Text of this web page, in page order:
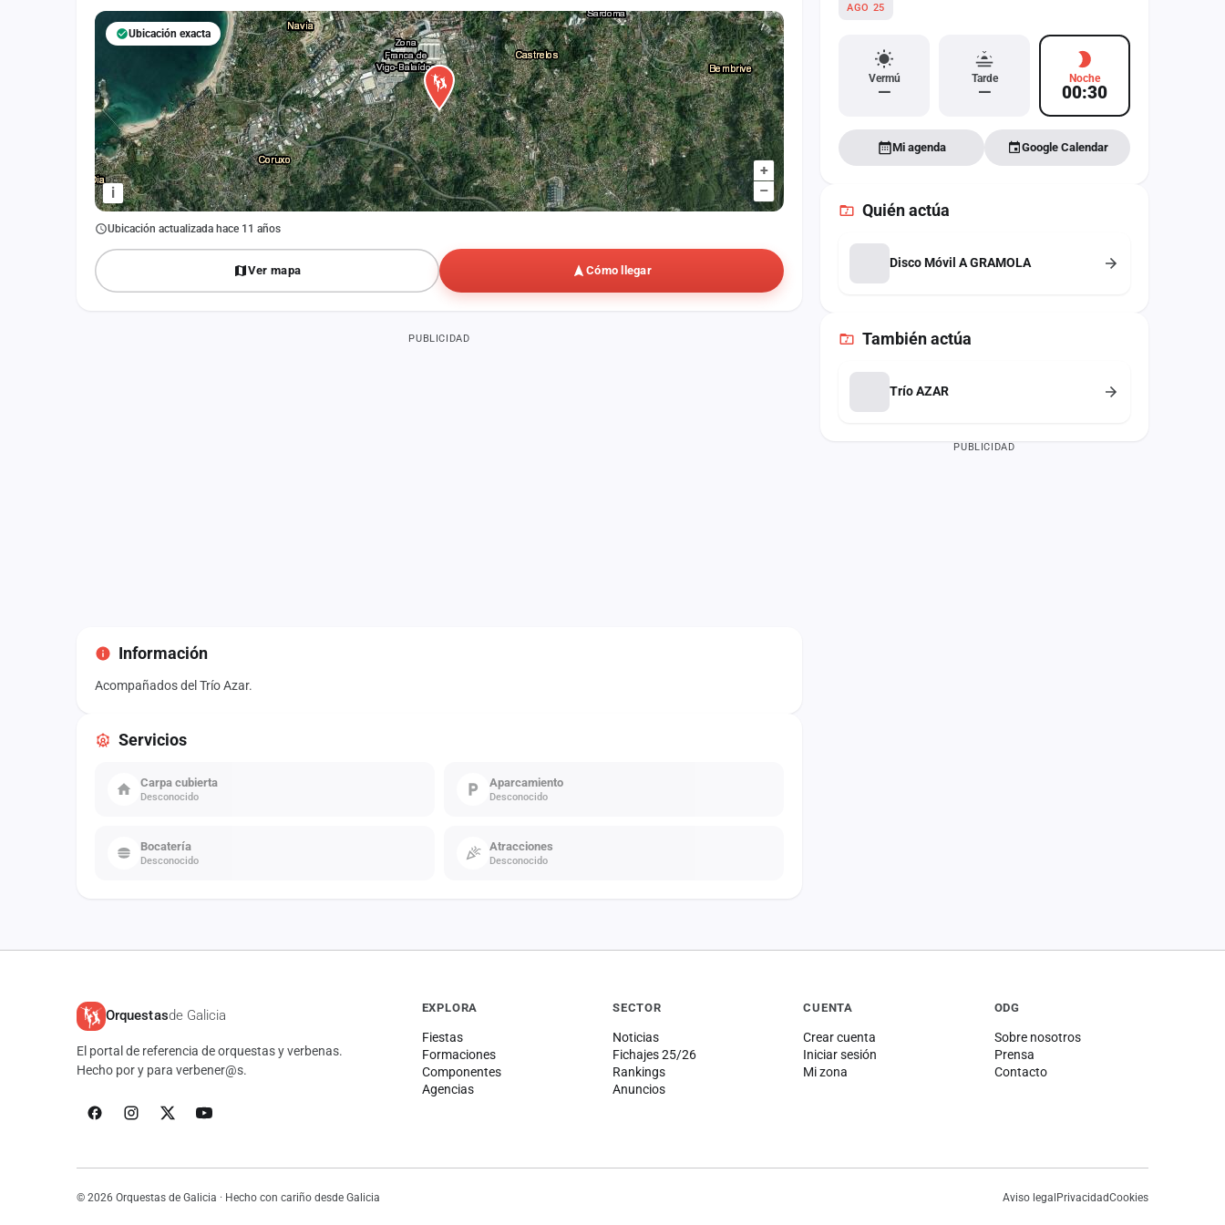
+
–
i
Ubicación exacta
Ubicación actualizada hace 11 años
Ver mapa Cómo llegar
PUBLICIDAD
Información
Acompañados del Trío Azar.
Servicios
Carpa cubierta
Desconocido
Aparcamiento
Desconocido
Bocatería
Desconocido
Atracciones
Desconocido
AGO 25
Vermú
—
Tarde
—
Noche
00:30
Mi agenda Google Calendar
Quién actúa
Disco Móvil A GRAMOLA
Tambiénactúa
Trío AZAR
PUBLICIDAD
Orquestasde Galicia
El portal de referencia de orquestas y verbenas.
Hecho por y para verbener@s.
EXPLORA
Fiestas
Formaciones
Componentes
Agencias
SECTOR
Noticias
Fichajes 25/26
Rankings
Anuncios
CUENTA
Crear cuenta
Iniciar sesión
Mi zona
ODG
Sobre nosotros
Prensa
Contacto
© 2026 Orquestas de Galicia · Hecho con cariño desde Galicia Aviso legalPrivacidadCookies
Iniciar sesión
Crear cuenta
Administración